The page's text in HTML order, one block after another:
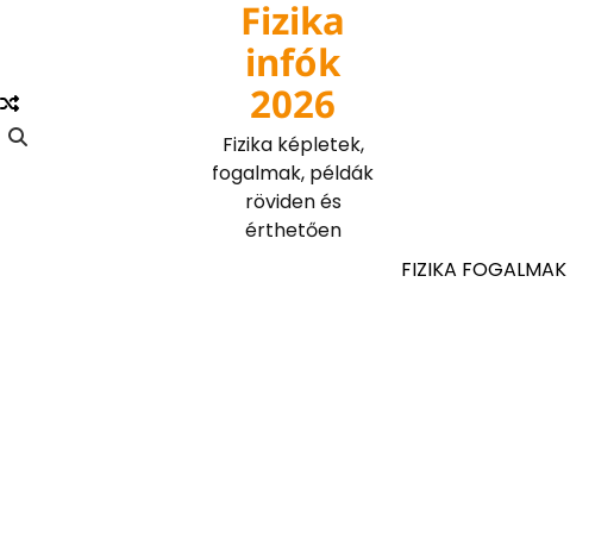
Fizika
infók
2026
Fizika képletek,
fogalmak, példák
röviden és
érthetően
FIZIKA FOGALMAK